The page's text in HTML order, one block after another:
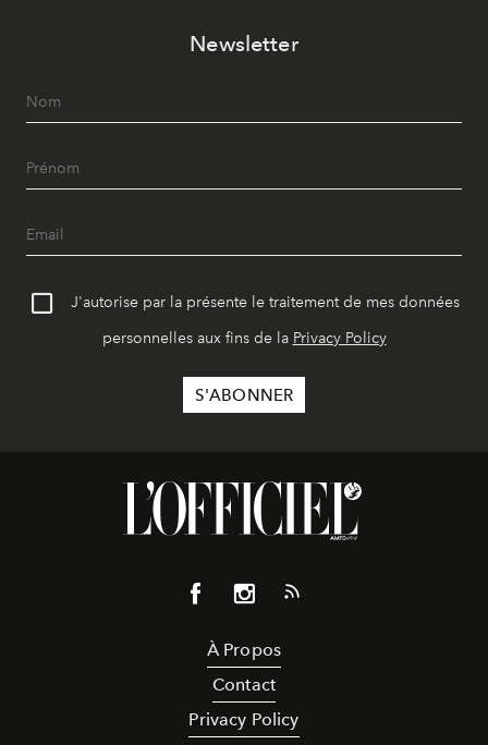
Newsletter
J'autorise par la présente le traitement de mes données
personnelles aux fins de la Privacy Policy
À Propos
Contact
Privacy Policy